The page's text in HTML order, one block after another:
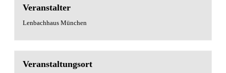
Veranstalter
Lenbachhaus München
Veranstaltungsort